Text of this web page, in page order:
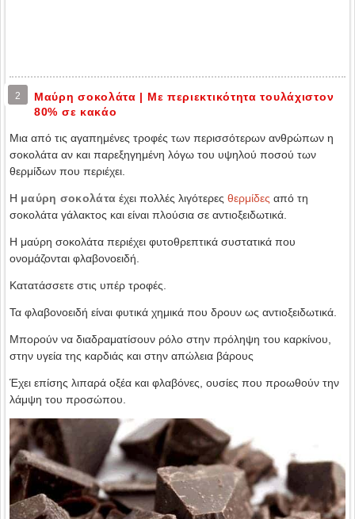
2
Μαύρη σοκολάτα | Με περιεκτικότητα τουλάχιστον
80% σε κακάο
Μια από τις αγαπημένες τροφές των περισσότερων ανθρώπων η
σοκολάτα αν και παρεξηγημένη λόγω του υψηλού ποσού των
θερμίδων που περιέχει.
Η μαύρη σοκολάτα έχει πολλές λιγότερεςθερμίδες από τη
σοκολάτα γάλακτος και είναι πλούσια σε αντιοξειδωτικά.
Η μαύρη σοκολάτα περιέχει φυτοθρεπτικά συστατικά που
ονομάζονται φλαβονοειδή.
Κατατάσσετε στις υπέρ τροφές.
Τα φλαβονοειδή είναι φυτικά χημικά που δρουν ως αντιοξειδωτικά.
Μπορούν να διαδραματίσουν ρόλο στην πρόληψη του καρκίνου,
στην υγεία της καρδιάς και στην απώλεια βάρους
Έχει επίσης λιπαρά οξέα και φλαβόνες, ουσίες που προωθούν την
λάμψη του προσώπου.